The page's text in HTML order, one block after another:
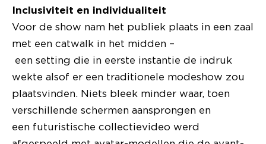
Inclusiviteit en individualiteit
Voor de show nam het publiek plaats in een zaal
met een catwalk in het midden –
een setting die in eerste instantie de indruk
wekte alsof er een traditionele modeshow zou
plaatsvinden. Niets bleek minder waar, toen
verschillende schermen aansprongen en
een futuristische collectievideo werd